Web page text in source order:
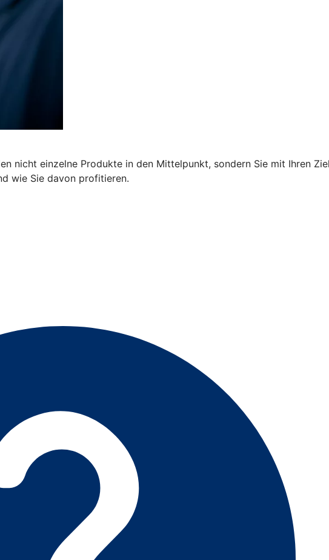
nicht einzelne Produkte in den Mittelpunkt, sondern Sie mit Ihren
wie Sie davon profitieren.